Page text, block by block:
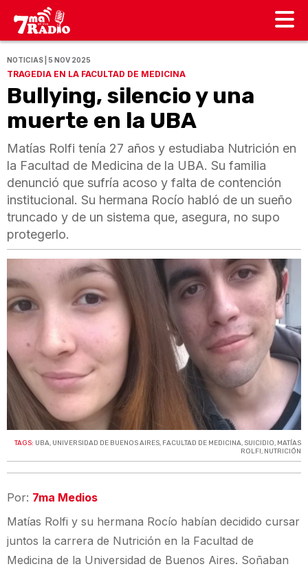
NOTICIAS | 5 NOV 2025
TRAGEDIA EN LA FACULTAD DE MEDICINA
Bullying, silencio y una
muerte en la UBA
Matías Rolfi tenía 27 años y estudiaba Nutrición en
la Facultad de Medicina de la UBA. Su familia
denunció que sufría acoso y falta de contención
institucional. Su hermana Rocío habló de un sueño
truncado y de un sistema que, asegura, no supo
protegerlo.
TAGS: UBA, UNIVERSIDAD DE BUENOS AIRES, FACULTAD DE MEDICINA, SUICIDIO, MATÍAS
ROLFI , NUTRICIÓN
Por: 7ma Medios
Matías Rolfi y su hermana Rocío habían decidido cursar
juntos la carrera de Nutrición en la Facultad de
Medicina de la Universidad de Buenos Aires. Soñaban